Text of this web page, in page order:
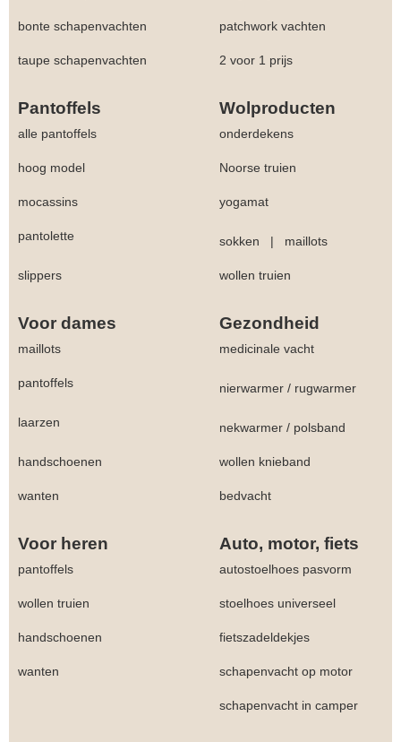
bonte schapenvachten patchwork vachten
taupe schapenvachten 2 voor 1 prijs
Pantoffels Wolproducten
alle pantoffels onderdekens
hoog model Noorse truien
mocassins yogamat
pantolette sokken | maillots
slippers wollen truien
Voor dames Gezondheid
maillots medicinale vacht
pantoffels nierwarmer / rugwarmer
laarzen nekwarmer / polsband
handschoenen wollen knieband
wanten bedvacht
Voor heren Auto, motor, fiets
pantoffels autostoelhoes pasvorm
wollen truien stoelhoes universeel
handschoenen fietszadeldekjes
wanten schapenvacht op motor
schapenvacht in camper